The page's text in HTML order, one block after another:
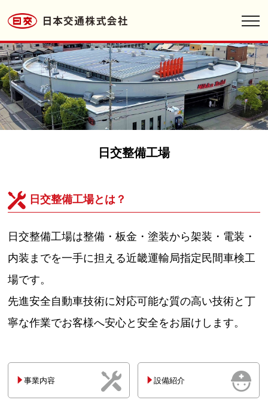
日交整備工場
日交整備工場とは？
日交整備工場は整備・板金・塗装から架装・電装・
内装までを一手に担える近畿運輸局指定民間車検工
場です。
先進安全自動車技術に対応可能な質の高い技術と丁
寧な作業でお客様へ安心と安全をお届けします。
事業内容 設備紹介